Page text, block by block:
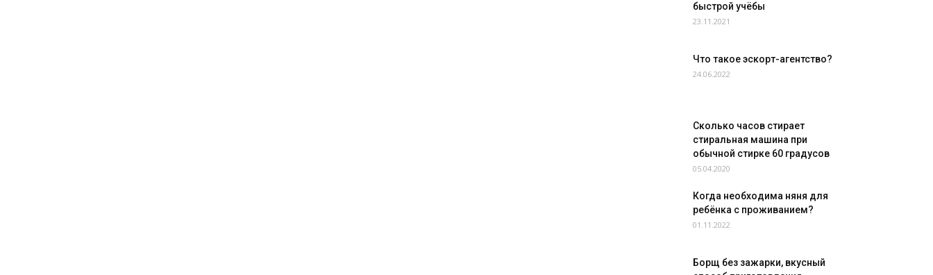
быстрой учёбы
23.11.2021
Что такое эскорт-агентство?
24.06.2022
Сколько часов стирает
стиральная машина при
обычной стирке 60 градусов
05.04.2020
Когда необходима няня для
ребёнка с проживанием?
01.11.2022
Борщ без зажарки, вкусный